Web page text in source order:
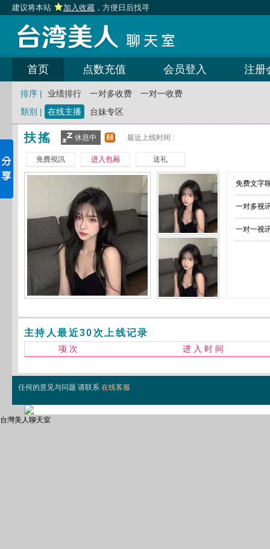
建议将本站 加入收藏 ，方便日后找寻
首页 点数充值 会员登入 注册
排序 | 业绩排行 一对多收费
一对一收费
類別 |
在线主播 台妹专区
扶搖 休息中 最近上线时间 :
免費視訊 进入包厢 送礼
免费文字
一对多视
一对一视
主持人最近30次上线记录
项 次 进 入 时 间
任何的意见与问题 请联系 在线客服
台灣美人聊天室